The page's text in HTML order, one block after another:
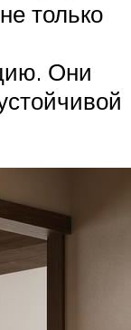
только
Они